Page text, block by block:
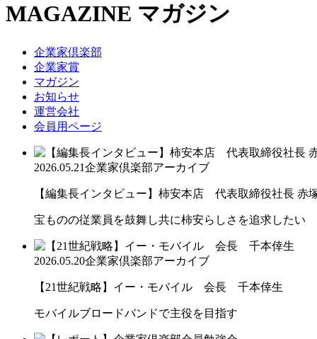
MAGAZINE マガジン
企業家倶楽部
企業家賞
マガジン
お知らせ
運営会社
会員用ページ
2026.05.21企業家倶楽部アーカイブ
【編集長インタビュー】柿安本店 代表取締役社長 赤
宝ものの従業員を鼓舞し共に柿安らしさを追求したい
2026.05.20企業家倶楽部アーカイブ
【21世紀戦略】イー・モバイル 会長 千本倖生
モバイルブロードバンドで主役を目指す